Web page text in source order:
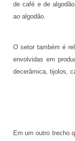
de café e de
ao algodão.
O setor também é
envolvidas em
decerâmica, tijolos,
Em um outro trecho